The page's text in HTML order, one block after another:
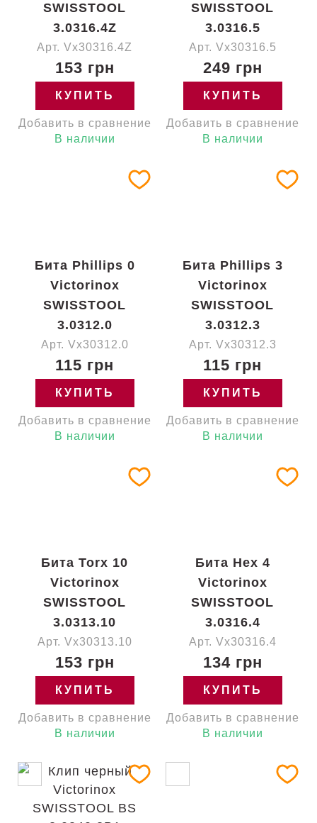
SWISSTOOL
3.0316.4Z
Арт. Vx30316.4Z
153 грн
КУПИТЬ
Добавить в сравнение
В наличии
SWISSTOOL
3.0316.5
Арт. Vx30316.5
249 грн
КУПИТЬ
Добавить в сравнение
В наличии
Бита Phillips 0
Victorinox
SWISSTOOL
3.0312.0
Арт. Vx30312.0
115 грн
КУПИТЬ
Добавить в сравнение
В наличии
Бита Phillips 3
Victorinox
SWISSTOOL
3.0312.3
Арт. Vx30312.3
115 грн
КУПИТЬ
Добавить в сравнение
В наличии
Бита Torx 10
Victorinox
SWISSTOOL
3.0313.10
Арт. Vx30313.10
153 грн
КУПИТЬ
Добавить в сравнение
В наличии
Бита Hex 4
Victorinox
SWISSTOOL
3.0316.4
Арт. Vx30316.4
134 грн
КУПИТЬ
Добавить в сравнение
В наличии